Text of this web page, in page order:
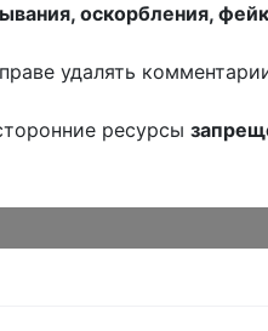
оскорбления,
удалять
ресурсы